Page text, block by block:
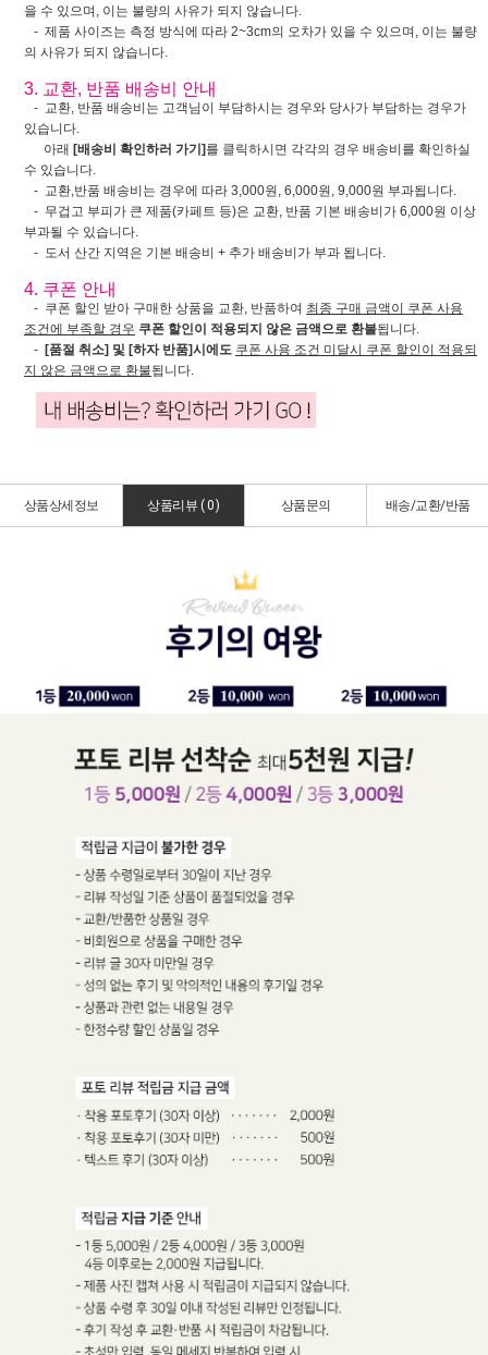
을 수 있으며, 이는 불량의 사유가 되지 않습니다.
- 제품 사이즈는 측정 방식에 따라 2~3cm의 오차가 있을 수 있으며, 이는 불량
의 사유가 되지 않습니다.
3. 교환, 반품 배송비 안내
- 교환, 반품 배송비는 고객님이 부담하시는 경우와 당사가 부담하는 경우가
있습니다.
아래 [배송비 확인하러 가기] 를 클릭하시면 각각의 경우 배송비를 확인하실
수 있습니다.
- 교환,반품 배송비는 경우에 따라 3,000원, 6,000원, 9,000원 부과됩니다.
- 무겁고 부피가 큰 제품(카페트 등)은 교환, 반품 기본 배송비가 6,000원 이상
부과될 수 있습니다.
- 도서 산간 지역은 기본 배송비 + 추가 배송비가 부과 됩니다.
4. 쿠폰 안내
- 쿠폰 할인 받아 구매한 상품을 교환, 반품하여 최종 구매 금액이 쿠폰 사용
조건에 부족할 경우 쿠폰 할인이 적용되지 않은 금액으로 환불됩니다.
- [품절 취소] 및 [하자 반품]시에도 쿠폰 사용 조건 미달시 쿠폰 할인이 적용되
지 않은 금액으로 환불됩니다.
상품상세정보 상품리뷰 ( 0) 상품문의 배송/교환/반품